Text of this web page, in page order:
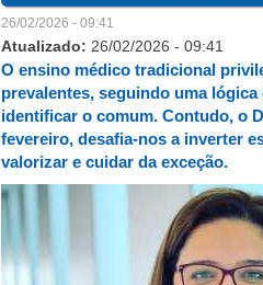
26/02/2026 - 09:41
Atualizado: 26/02/2026 - 09:41
O ensino médico tradicional
prevalentes, seguindo uma
identificar o comum. Contudo, o
fevereiro, desafia-nos a inverter
valorizar e cuidar da exceção.